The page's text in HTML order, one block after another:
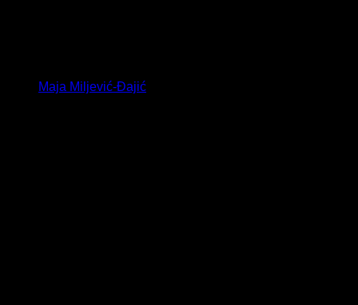
Maja Miljević-Đajić